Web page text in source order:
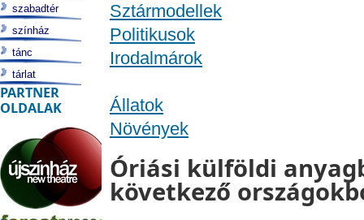
Sztármodellek
Politikusok
Irodalmárok
Állatok
Növények
Óriási külföldi
következő
szabadtér
színház
tánc
tárlat
PARTNER
OLDALAK